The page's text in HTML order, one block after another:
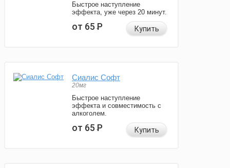
Быстрое наступление
эффекта, уже через 20 минут.
от 65Р Купить
Сиалис Софт
20мг
Быстрое наступление
эффекта и совместимость с
алкоголем.
от 65Р Купить